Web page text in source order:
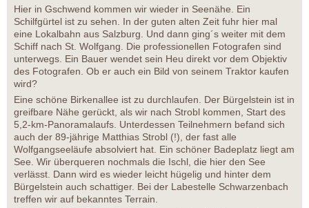
Hier in Gschwend kommen wir wieder in Seenähe. Ein
Schilfgürtel ist zu sehen. In der guten alten Zeit fuhr hier mal
eine Lokalbahn aus Salzburg. Und dann ging´s weiter mit dem
Schiff nach St. Wolfgang. Die professionellen Fotografen sind
unterwegs. Ein Bauer wendet sein Heu direkt vor dem Objektiv
des Fotografen. Ob er auch ein Bild von seinem Traktor kaufen
wird?
Eine schöne Birkenallee ist zu durchlaufen. Der Bürgelstein ist in
greifbare Nähe gerückt, als wir nach Strobl kommen, Start des
5,2-km-Panoramalaufs. Unterdessen Teilnehmern befand sich
auch der 89-jährige Matthias Strobl (!), der fast alle
Wolfgangseeläufe absolviert hat. Ein schöner Badeplatz liegt am
See. Wir überqueren nochmals die Ischl, die hier den See
verlässt. Dann wird es wieder leicht hügelig und hinter dem
Bürgelstein auch schattiger. Bei der Labestelle Schwarzenbach
treffen wir auf bekanntes Terrain.